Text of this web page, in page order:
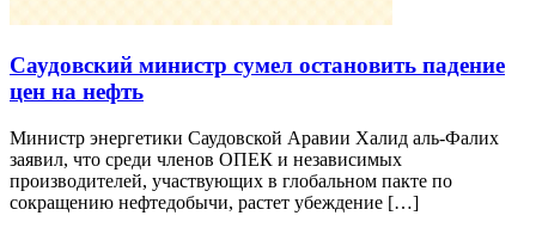
Саудовский министр сумел остановить падение
цен на нефть
Министр энергетики Саудовской Аравии Халид аль-Фалих
заявил, что среди членов ОПЕК и независимых
производителей, участвующих в глобальном пакте по
сокращению нефтедобычи, растет убеждение […]